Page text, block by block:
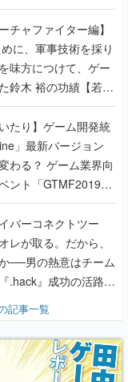
】
チャファイター編】
に、軍事技術を採り
味方につけて、ゲー
鈴木 裕の功績【若ゲ
たり】ゲーム開発統
」最新バージョン
わる？ ゲーム業界向
ント「GTMF2019」
深めよう【PR】
バーコネクトツー
レが取る。だから、
──男の熱意はチーム
.hack』成功の活路を
松山 洋に流れる血は
った【若ゲのいた
記事一覧